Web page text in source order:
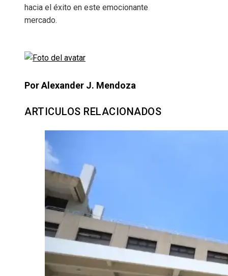
hacia el éxito en este emocionante
mercado.
Por Alexander J. Mendoza
ARTICULOS RELACIONADOS